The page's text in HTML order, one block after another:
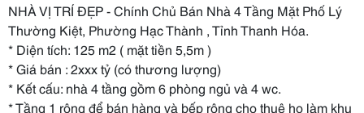
NHÀ VỊ TRÍ ĐẸP - Chính Chủ Bán Nhà 4 Tầng Mặt Phố Lý
Thường Kiệt, Phường Hạc Thành , Tỉnh Thanh Hóa.
* Diện tích: 125 m2 ( mặt tiền 5,5m )
* Giá bán : 2xxx tỷ (có thương lượng)
* Kết cấu: nhà 4 tầng gồm 6 phòng ngủ và 4 wc.
* Tầng 1 rộng để bán hàng và bếp rộng cho thuê họ làm khu